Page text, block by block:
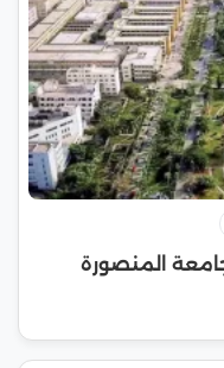
جامعة المنصورة